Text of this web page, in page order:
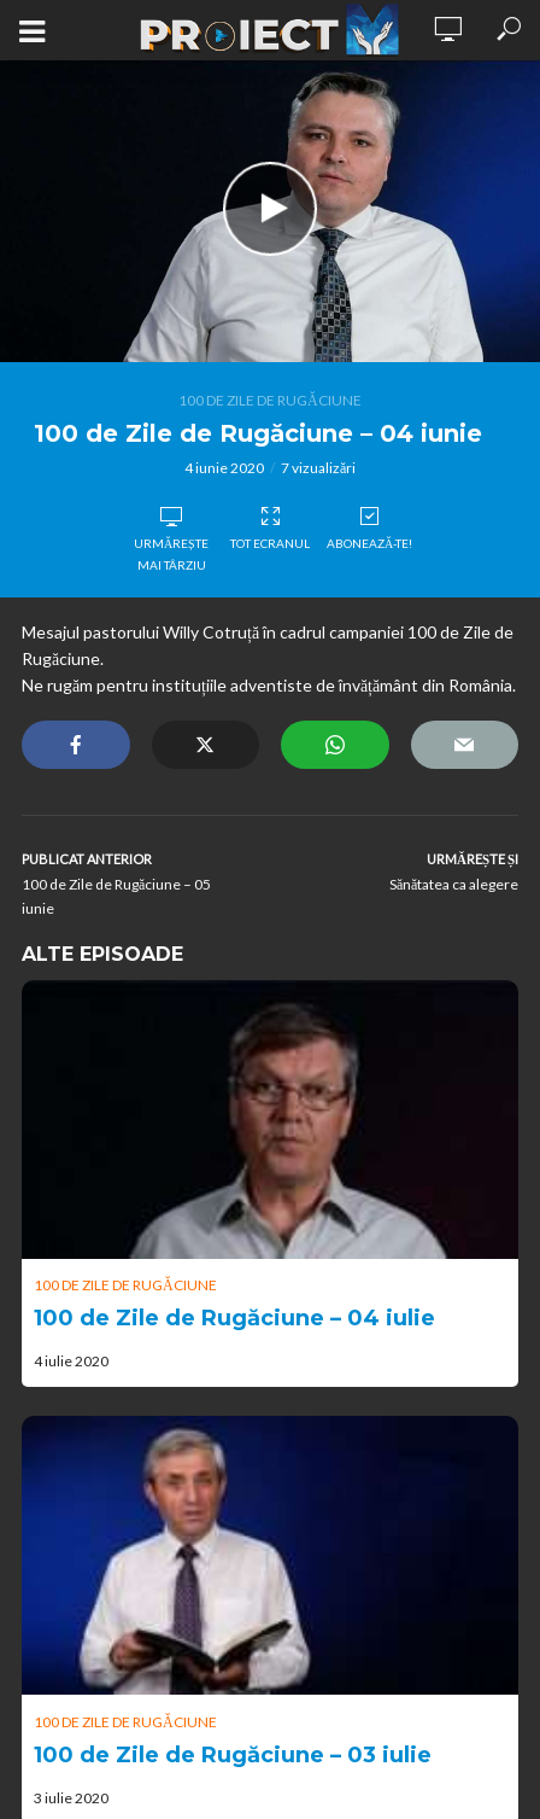
100 DE ZILE DE RUGĂCIUNE
100 de Zile de Rugăciune – 04 iunie
4 iunie 2020 7 vizualizări
URMĂREȘTE
MAI TÂRZIU
TOT ECRANUL ABONEAZĂ-TE!
Mesajul pastorului Willy Cotruță în cadrul campaniei 100 de Zile de
Rugăciune.
Ne rugăm pentru instituțiile adventiste de învățământ din România.
PUBLICAT ANTERIOR
100 de Zile de Rugăciune – 05
iunie
URMĂREȘTE ȘI
Sănătatea ca alegere
ALTE EPISOADE
100 DE ZILE DE RUGĂCIUNE
100 de Zile de Rugăciune – 04 iulie
4 iulie 2020
100 DE ZILE DE RUGĂCIUNE
100 de Zile de Rugăciune – 03 iulie
3 iulie 2020